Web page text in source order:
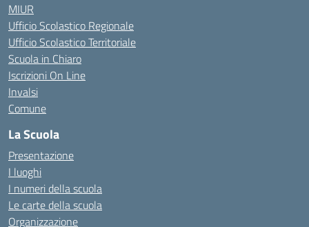
MIUR
Ufficio Scolastico Regionale
Ufficio Scolastico Territoriale
Scuola in Chiaro
Iscrizioni On Line
Invalsi
Comune
La Scuola
Presentazione
I luoghi
I numeri della scuola
Le carte della scuola
Organizzazione